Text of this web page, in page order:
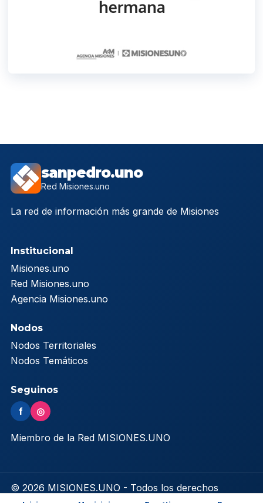
sanpedro.uno
Red Misiones.uno
La red de información más grande de Misiones
Institucional
Misiones.uno
Red Misiones.uno
Agencia Misiones.uno
Nodos
Nodos Territoriales
Nodos Temáticos
Seguinos
f ◎
Miembro de la Red MISIONES.UNO
© 2026 MISIONES.UNO - Todos los derechos
reservados